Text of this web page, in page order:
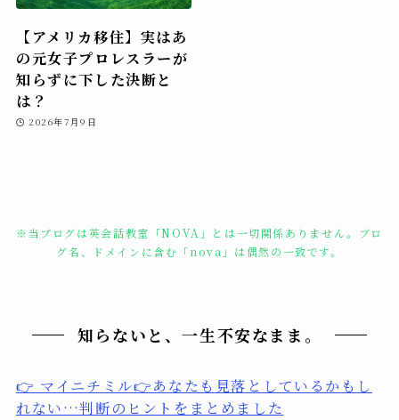
【アメリカ移住】実はあ
の元女子プロレスラーが
知らずに下した決断と
は？
2026年7月9日
※当ブログは英会話教室「NOVA」とは一切関係ありません。ブロ
グ名、ドメインに含む「nova」は偶然の一致です。
知らないと、一生不安なまま。
👉 マイニチミル👉あなたも見落としているかもし
れない…判断のヒントをまとめました